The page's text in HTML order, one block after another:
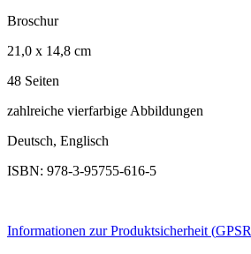
Broschur
21,0 x 14,8 cm
48 Seiten
zahlreiche vierfarbige Abbildungen
Deutsch, Englisch
ISBN: 978-3-95755-616-5
Informationen zur Produktsicherheit (GPSR